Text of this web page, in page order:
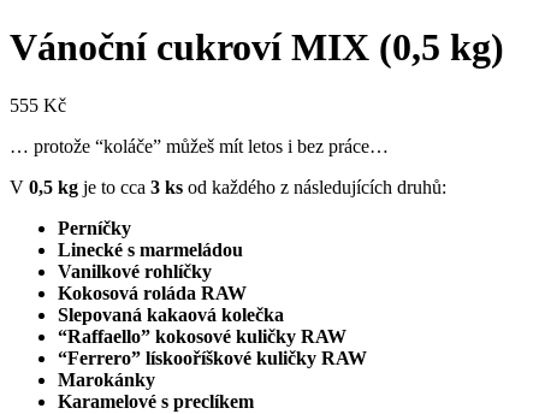
Vánoční cukroví MIX (0,5 kg)
555 Kč
… protože “koláče” můžeš mít letos i bez práce…
V 0,5 kg je to cca 3 ks od každého z následujících druhů:
Perníčky
Linecké s marmeládou
Vanilkové rohlíčky
Kokosová roláda RAW
Slepovaná kakaová kolečka
“Raffaello” kokosové kuličky RAW
“Ferrero” lískooříškové kuličky RAW
Marokánky
Karamelové s preclíkem